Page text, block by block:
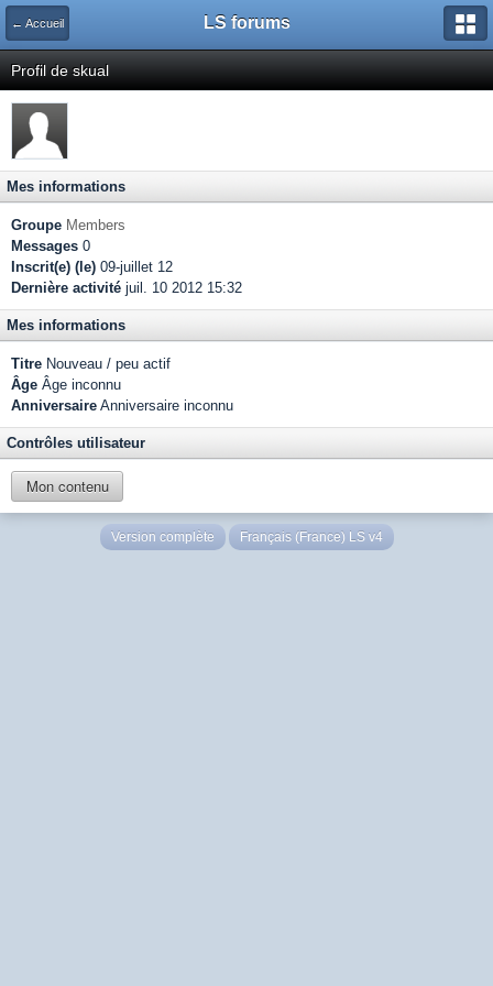
← Accueil LS forums
Profil de skual
Mes informations
Groupe Members
Messages 0
Inscrit(e) (le) 09-juillet 12
Dernière activité juil. 10 2012 15:32
Mes informations
Titre Nouveau / peu actif
Âge Âge inconnu
Anniversaire Anniversaire inconnu
Contrôles utilisateur
Mon contenu
Version complète Français (France) LS v4